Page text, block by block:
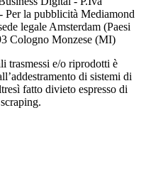
la pubblicità Mediamond
legale Amsterdam (Paesi
Cologno Monzese (MI)
trasmessi e/o riprodotti è
di sistemi di
fatto divieto espresso di